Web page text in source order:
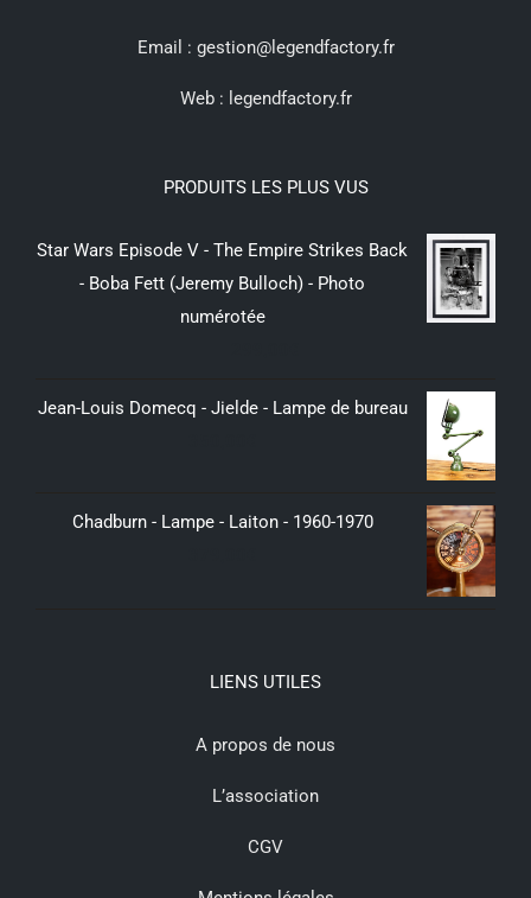
Email : gestion@legendfactory.fr
Web : legendfactory.fr
PRODUITS LES PLUS VUS
Star Wars Episode V - The Empire Strikes Back
- Boba Fett (Jeremy Bulloch) - Photo
numérotée
Jean-Louis Domecq - Jielde - Lampe de bureau
Chadburn - Lampe - Laiton - 1960-1970
LIENS UTILES
A propos de nous
L’association
CGV